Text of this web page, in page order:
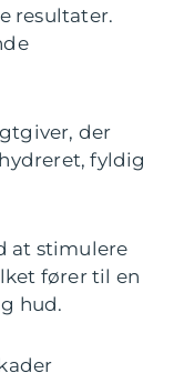
resultater.
der
fyldig
at stimulere
fører til en
hud.